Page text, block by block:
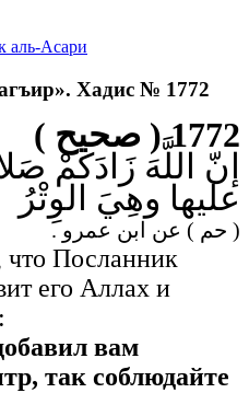
аль-Асари
Хадис № 1772
1772 ( صحيح )
إنّ اللَّهَ زَادَكمْ
عليها وهِيَ الوِتْرُ
( حم ) عن ابن عمرو .
Посланник
его Аллах и
вам
так соблюдайте